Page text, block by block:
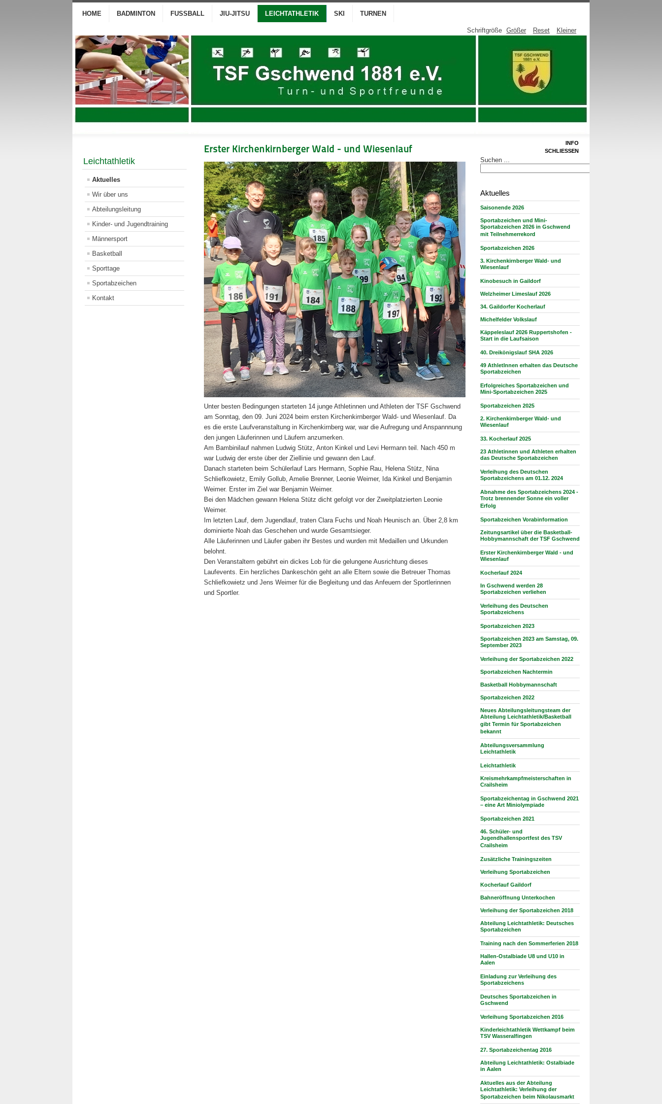
HOME BADMINTON FUSSBALL JIU-JITSU LEICHTATHLETIK SKI TURNEN
Schriftgröße Größer Reset Kleiner
Leichtathletik
Aktuelles
Wir über uns
Abteilungsleitung
Kinder- und Jugendtraining
Männersport
Basketball
Sporttage
Sportabzeichen
Kontakt
Erster Kirchenkirnberger Wald - und Wiesenlauf
Unter besten Bedingungen starteten 14 junge Athletinnen und Athleten der TSF Gschwend
am Sonntag, den 09. Juni 2024 beim ersten Kirchenkirnberger Wald- und Wiesenlauf. Da
es die erste Laufveranstaltung in Kirchenkirnberg war, war die Aufregung und Anspannnung
den jungen Läuferinnen und Läufern anzumerken.
Am Bambinilauf nahmen Ludwig Stütz, Anton Kinkel und Levi Hermann teil. Nach 450 m
war Ludwig der erste über der Ziellinie und gewann den Lauf.
Danach starteten beim Schülerlauf Lars Hermann, Sophie Rau, Helena Stütz, Nina
Schliefkowietz, Emily Gollub, Amelie Brenner, Leonie Weimer, Ida Kinkel und Benjamin
Weimer. Erster im Ziel war Benjamin Weimer.
Bei den Mädchen gewann Helena Stütz dicht gefolgt vor der Zweitplatzierten Leonie
Weimer.
Im letzten Lauf, dem Jugendlauf, traten Clara Fuchs und Noah Heunisch an. Über 2,8 km
dominierte Noah das Geschehen und wurde Gesamtsieger.
Alle Läuferinnen und Läufer gaben ihr Bestes und wurden mit Medaillen und Urkunden
belohnt.
Den Veranstaltern gebührt ein dickes Lob für die gelungene Ausrichtung dieses
Laufevents. Ein herzliches Dankeschön geht an alle Eltern sowie die Betreuer Thomas
Schliefkowietz und Jens Weimer für die Begleitung und das Anfeuern der Sportlerinnen
und Sportler.
INFO
SCHLIESSEN
Suchen ...
Aktuelles
Saisonende 2026
Sportabzeichen und Mini-
Sportabzeichen 2026 in Gschwend
mit Teilnehmerrekord
Sportabzeichen 2026
3. Kirchenkirnberger Wald- und
Wiesenlauf
Kinobesuch in Gaildorf
Welzheimer Limeslauf 2026
34. Gaildorfer Kocherlauf
Michelfelder Volkslauf
Käppeleslauf 2026 Ruppertshofen -
Start in die Laufsaison
40. Dreikönigslauf SHA 2026
49 AthletInnen erhalten das Deutsche
Sportabzeichen
Erfolgreiches Sportabzeichen und
Mini-Sportabzeichen 2025
Sportabzeichen 2025
2. Kirchenkirnberger Wald- und
Wiesenlauf
33. Kocherlauf 2025
23 Athletinnen und Athleten erhalten
das Deutsche Sportabzeichen
Verleihung des Deutschen
Sportabzeichens am 01.12. 2024
Abnahme des Sportabzeichens 2024 -
Trotz brennender Sonne ein voller
Erfolg
Sportabzeichen Vorabinformation
Zeitungsartikel über die Basketball-
Hobbymannschaft der TSF Gschwend
Erster Kirchenkirnberger Wald - und
Wiesenlauf
Kocherlauf 2024
In Gschwend werden 28
Sportabzeichen verliehen
Verleihung des Deutschen
Sportabzeichens
Sportabzeichen 2023
Sportabzeichen 2023 am Samstag, 09.
September 2023
Verleihung der Sportabzeichen 2022
Sportabzeichen Nachtermin
Basketball Hobbymannschaft
Sportabzeichen 2022
Neues Abteilungsleitungsteam der
Abteilung Leichtathletik/Basketball
gibt Termin für Sportabzeichen
bekannt
Abteilungsversammlung
Leichtathletik
Leichtathletik
Kreismehrkampfmeisterschaften in
Crailsheim
Sportabzeichentag in Gschwend 2021
– eine Art Miniolympiade
Sportabzeichen 2021
46. Schüler- und
Jugendhallensportfest des TSV
Crailsheim
Zusätzliche Trainingszeiten
Verleihung Sportabzeichen
Kocherlauf Gaildorf
Bahneröffnung Unterkochen
Verleihung der Sportabzeichen 2018
Abteilung Leichtathletik: Deutsches
Sportabzeichen
Training nach den Sommerferien 2018
Hallen-Ostalbiade U8 und U10 in
Aalen
Einladung zur Verleihung des
Sportabzeichens
Deutsches Sportabzeichen in
Gschwend
Verleihung Sportabzeichen 2016
Kinderleichtathletik Wettkampf beim
TSV Wasseralfingen
27. Sportabzeichentag 2016
Abteilung Leichtathletik: Ostalbiade
in Aalen
Aktuelles aus der Abteilung
Leichtathletik: Verleihung der
Sportabzeichen beim Nikolausmarkt